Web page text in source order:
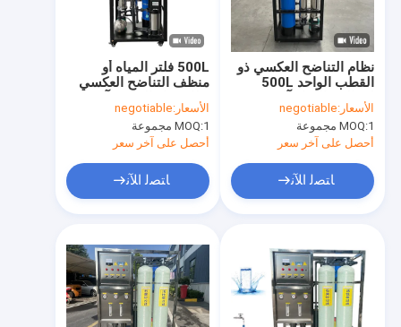
حول بنا
جولة في المعمل
ضبط الجودة
اتصل بنا
طلب اقتباس
معدات معالجة المياه بالتناضح العكسي
معدات المياه النقية
500L فلتر المياه أو
منظف التناضح العكسي
نظام مياه الشرب آلات
معالجة المياه
الأسعار:negotiable
MOQ:1 مجموعة
أحصل على آخر سعر
ﺎﺘﺼﻟ ﺍﻶﻧ
نظام التناضح العكسي ذو
القطب الواحد 500L
لمعالجة المياه آلة تنقية
المياه معالجة مياه
الشرب
الأسعار:negotiable
MOQ:1 مجموعة
أحصل على آخر سعر
ﺎﺘﺼﻟ ﺍﻶﻧ